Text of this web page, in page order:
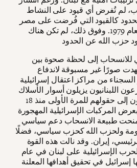
لم تُفرض أي قيود على النشاط
كالقيود التي فُرضت على مصر
في اتفاقية كامب ديفيد لعام 1979. وفوق ذلك، لم تكن هناك
للانسحاب إلى لحظة صحوة بين
صورًا غير مسبوقة لاندفاع
السجناء من مراكز اعتقال إسرائيلية
اللبنانيون يزيلون أسوار الأسلاك
الشائكة العسكرية ويصلون إلى حقولهم للمرة الأولى منذ 18
المركبات الإسرائيلية المهجورة
طبيعة الانسحاب دعم سياسي
ولحزب الله كحزب سياسي، فضلًا
إيران. وقد نالت هذه القوة
الإسرائيلية على لبنان في عام
إسرائيل في تحقيق أهدافها المعلنة